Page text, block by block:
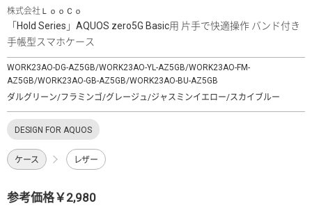
株式会社ＬｏｏＣｏ
「Hold Series」AQUOS zero5G Basic用 片手で快適操作 バンド付き
手帳型スマホケース
WORK23AO-DG-AZ5GB/WORK23AO-YL-AZ5GB/WORK23AO-FM-
AZ5GB/WORK23AO-GB-AZ5GB/WORK23AO-BU-AZ5GB
ダルグリーン/フラミンゴ/グレージュ/ジャスミンイエロー/スカイブルー
DESIGN FOR AQUOS
ケース レザー
参考価格￥2,980